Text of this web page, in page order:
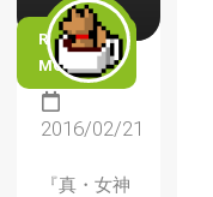
READ
MORE
2016/02/21
『真・女神